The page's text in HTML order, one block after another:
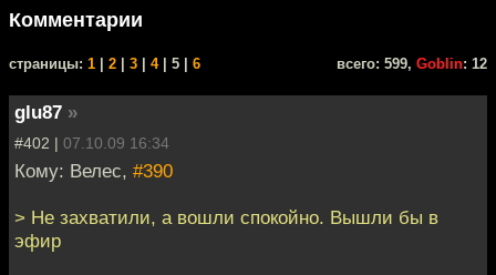
Комментарии
cтраницы: 1 2 3 4| 5 | 6 всего: 599, Goblin: 12
glu87 »
#402 | 07.10.09 16:34
Кому: Велес, #390
> Не захватили, а вошли спокойно. Вышли бы в
эфир